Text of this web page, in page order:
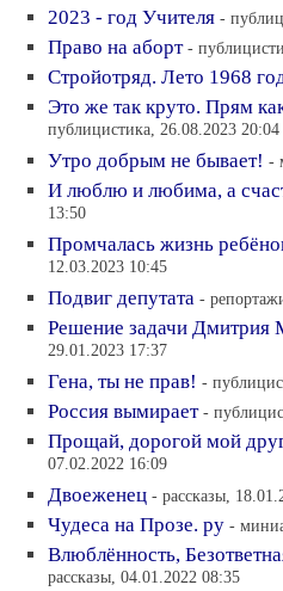
2023 - год Учителя -
Право на аборт -
Стройотряд. Лето 1968
Это же так круто. Прям
публицистика, 26.08.2023 20:04
Утро добрым не бывает! -
И люблю и любима, а
13:50
Промчалась жизнь
12.03.2023 10:45
Подвиг депутата -
Решение задачи Дмитрия
29.01.2023 17:37
Гена, ты не прав! -
Россия вымирает -
Прощай, дорогой мой
07.02.2022 16:09
Двоеженец - рассказы,
Чудеса на Прозе. ру -
Влюблённость,
рассказы, 04.01.2022 08:35